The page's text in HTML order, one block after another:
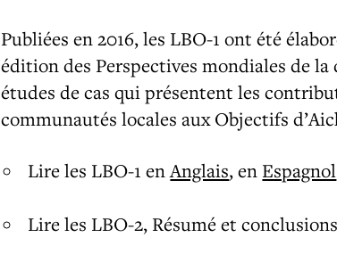
Publiées en 2016, les LBO-1 ont été
édition des Perspectives mondiales de
études de cas qui présentent les
communautés locales aux Objectifs
Lire les LBO-1 enAnglais, en Espagnol
Lire les LBO-2, Résumé et